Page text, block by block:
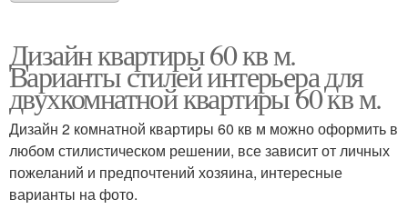
Дизайн квартиры 60 кв м.
Варианты стилей интерьера для
двухкомнатной квартиры 60 кв м.
Дизайн 2 комнатной квартиры 60 кв м можно оформить в
любом стилистическом решении, все зависит от личных
пожеланий и предпочтений хозяина, интересные
варианты на фото.